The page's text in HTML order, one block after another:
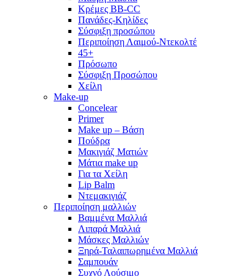
Κρέμες BB-CC
Πανάδες-Κηλίδες
Σύσφιξη προσώπου
Περιποίηση Λαιμού-Ντεκολτέ
45+
Πρόσωπο
Σύσφιξη Προσώπου
Χείλη
Make-up
Concelear
Primer
Make up – Βάση
Πούδρα
Μακιγιάζ Ματιών
Μάτια make up
Για τα Χείλη
Lip Balm
Ντεμακιγιάζ
Περιποίηση μαλλιών
Βαμμένα Μαλλιά
Λιπαρά Μαλλιά
Μάσκες Μαλλιών
Ξηρά-Ταλαιπωρημένα Μαλλιά
Σαμπουάν
Συχνό Λούσιμο